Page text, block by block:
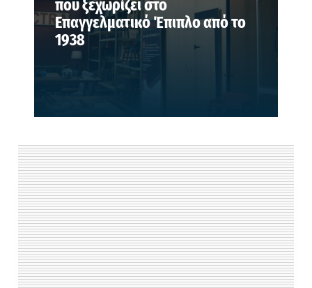
που ξεχωρίζει στο
Επαγγελματικό Έπιπλο από το
1938